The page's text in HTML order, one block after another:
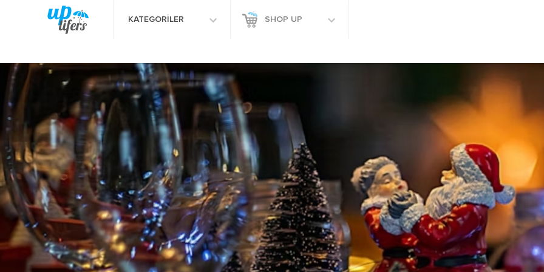
KATEGORİLER SHOP UP